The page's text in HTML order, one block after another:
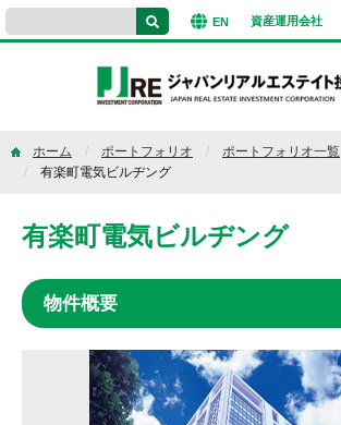
EN 資産運用会社
ホーム ポートフォリオ
ポートフォリオ一覧
有楽町電気ビルヂング
有楽町電気ビルヂング
物件概要